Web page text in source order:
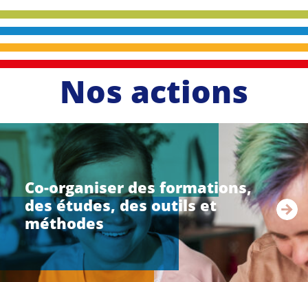
Nos actions
Co-organiser des formations,
des études, des outils et
méthodes
li
r
e
a
u
i
t
e